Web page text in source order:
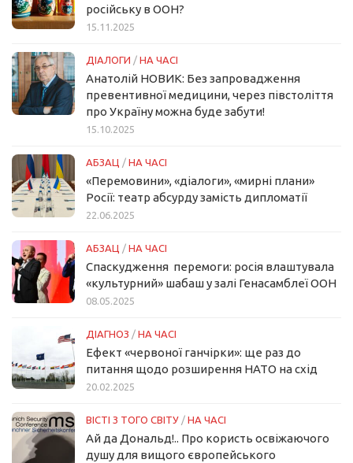
російську в ООН?
15.11.2025
ДІАЛОГИ / НА ЧАСІ
Анатолій НОВИК: Без запровадження
превентивної медицини, через півстоліття
про Україну можна буде забути!
15.10.2025
АБЗАЦ / НА ЧАСІ
«Перемовини», «діалоги», «мирні плани»
Росії: театр абсурду замість дипломатії
22.06.2025
АБЗАЦ / НА ЧАСІ
Спаскудження перемоги: росія влаштувала
«культурний» шабаш у залі Генасамблеї ООН
08.05.2025
ДІАГНОЗ / НА ЧАСІ
Ефект «червоної ганчірки»: ще раз до
питання щодо розширення НАТО на схід
20.02.2025
ВІСТІ З ТОГО СВІТУ / НА ЧАСІ
Ай да Дональд!.. Про користь освіжаючого
душу для вищого європейського